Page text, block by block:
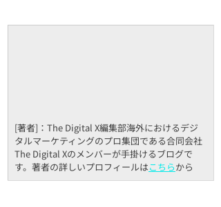
[著者]：The Digital X編集部海外におけるデジ
タルマーケティングのプロ集団である合同会社
The Digital Xのメンバーが手掛けるブログで
す。著者の詳しいプロフィールはこちらから